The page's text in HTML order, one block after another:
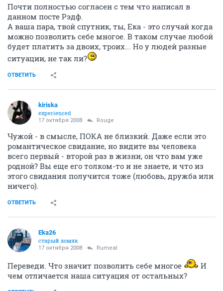
Почти полностью согласен с тем что написал в
данном посте Рэдф.
А ваша пара, твой спутник, ты, Ека - это случай когда
можно позволить себе многое. В таком случае любой
будет платить за двоих, троих... Но у людей разные
ситуации, не так ли?
ОТВЕТИТЬ
kiriska
experienced
17 октября 2008 Rouge
Чужой - в смысле, ПОКА не близкий. Даже если это
романтическое свидание, но видите вы человека
всего первый - второй раз в жизни, он что вам уже
родной? Вы еще его толком-то и не знаете, и что из
этого свидания получится тоже (любовь, дружба или
ничего).
ОТВЕТИТЬ
Eka26
старый хомяк
17 октября 2008 Rumeal
Переведи. Что значит позволить себе многое
И
чем отличается наша ситуация от остальных?